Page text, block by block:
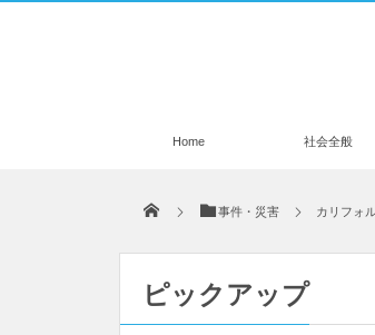
Home 社会全般
事件・災害 カリフォ
ピックアップ